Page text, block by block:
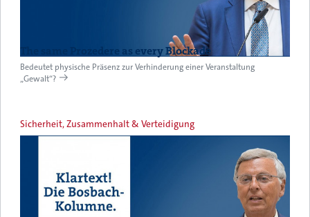
The same Prozedere as every Blockade
Bedeutet physische Präsenz zur Verhinderung einer Veranstaltung
„Gewalt“?
Sicherheit, Zusammenhalt & Verteidigung